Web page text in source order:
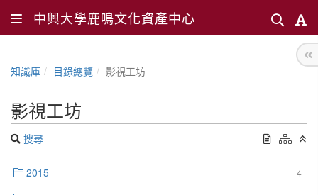
中興大學鹿鳴文化資產中心
知識庫 目錄總覽 影視工坊
影視工坊
搜尋
4
2015